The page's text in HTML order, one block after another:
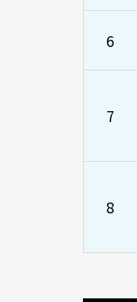
6
7
8